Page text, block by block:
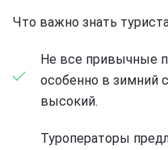
Что важно знать
Не все привычные
особенно в зимний
высокий.
Туроператоры